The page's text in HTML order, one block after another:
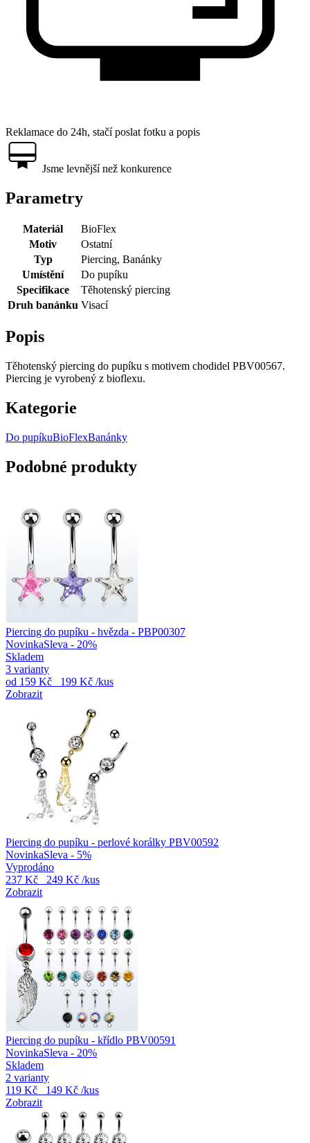
Reklamace do 24h, stačí poslat fotku a popis
Jsme levnější než konkurence
Parametry
Materiál
BioFlex
Motiv
Ostatní
Typ
Piercing, Banánky
Umístění
Do pupíku
Specifikace
Těhotenský piercing
Druh banánku Visací
Popis
Těhotenský piercing do pupíku s motivem chodidel PBV00567.
Piercing je vyrobený z bioflexu.
Kategorie
Do pupíkuBioFlexBanánky
Podobné produkty
Piercing do pupíku - hvězda - PBP00307
NovinkaSleva - 20%
Skladem
3 varianty
od 159 Kč 199 Kč /kus
Zobrazit
Piercing do pupíku - perlové korálky PBV00592
NovinkaSleva - 5%
Vyprodáno
237 Kč
249 Kč /kus
Zobrazit
Piercing do pupíku - křídlo PBV00591
NovinkaSleva - 20%
Skladem
2 varianty
119 Kč
149 Kč /kus
Zobrazit